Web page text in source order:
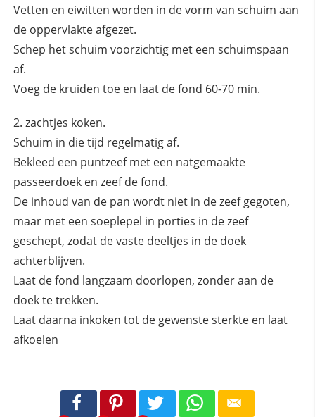
Vetten en eiwitten worden in de vorm van schuim aan
de oppervlakte afgezet.
Schep het schuim voorzichtig met een schuimspaan
af.
Voeg de kruiden toe en laat de fond 60-70 min.
zachtjes koken.
Schuim in die tijd regelmatig af.
Bekleed een puntzeef met een natgemaakte
passeerdoek en zeef de fond.
De inhoud van de pan wordt niet in de zeef gegoten,
maar met een soeplepel in porties in de zeef
geschept, zodat de vaste deeltjes in de doek
achterblijven.
Laat de fond langzaam doorlopen, zonder aan de
doek te trekken.
Laat daarna inkoken tot de gewenste sterkte en laat
afkoelen